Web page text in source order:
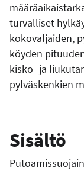
turvalliset
kokovaljaiden,
köyden
kisko- ja
pylväskenkien
Sisältö